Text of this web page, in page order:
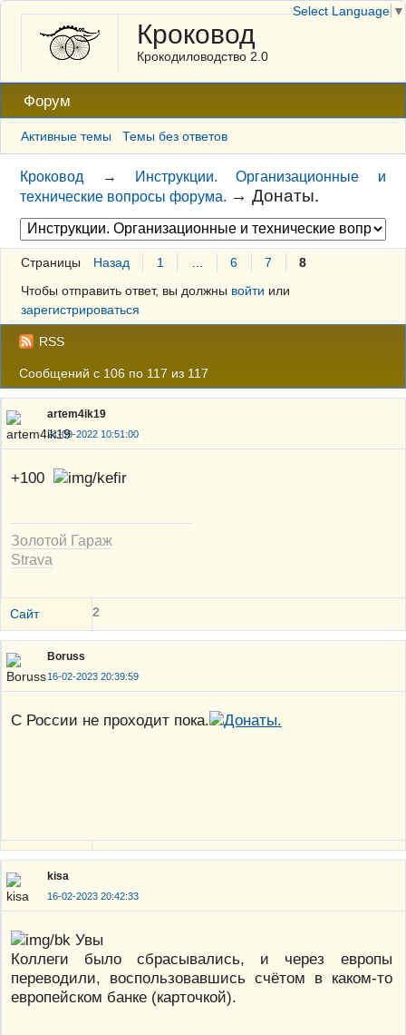
Кроковод
Крокодиловодство 2.0
Форум
Активные темы Темы без ответов
Кроковод →
Инструкции. Организационные и
технические вопросы форума. →Донаты.
Страницы Назад 1 6 7
8
Чтобы отправить ответ, вы должны войти или
зарегистрироваться
RSS
Сообщений с 106 по 117 из 117
artem4ik19
21-09-2022 10:51:00
+100
Золотой Гараж
Strava
Сайт 2
Boruss
16-02-2023 20:39:59
С России не проходит пока.
kisa
16-02-2023 20:42:33
Увы
Коллеги было сбрасывались, и через европы
переводили, воспользовавшись счётом в каком-то
европейском банке (карточкой).
Select Language ▼